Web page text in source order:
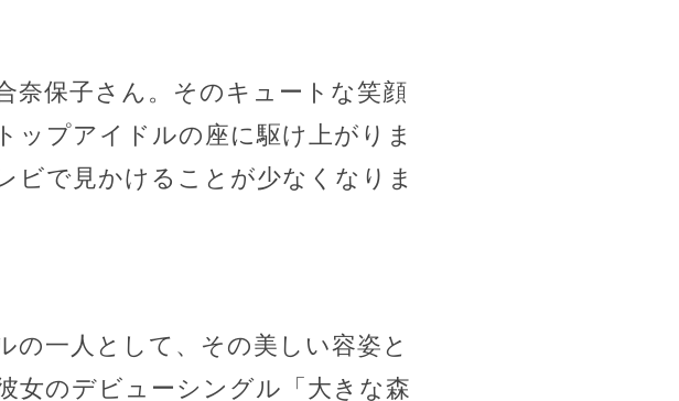
奈保子さん。そのキュートな笑顔
ップアイドルの座に駆け上がりま
ビで見かけることが少なくなりま
の一人として、その美しい容姿と
女のデビューシングル「大きな森